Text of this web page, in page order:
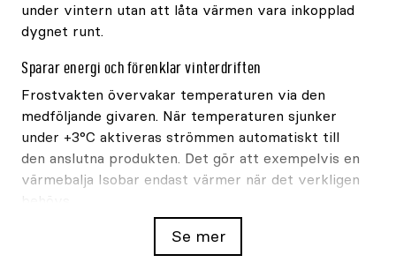
under vintern utan att låta värmen vara inkopplad
dygnet runt.
Sparar energi och förenklar vinterdriften
Frostvakten övervakar temperaturen via den
medföljande givaren. När temperaturen sjunker
under +3°C aktiveras strömmen automatiskt till
den anslutna produkten. Det gör att exempelvis en
värmebalja Isobar endast värmer när det verkligen
behövs.
Den automatiska styrningen kan bidra till lägre
energiförbrukning samtidigt som risken för
Se mer